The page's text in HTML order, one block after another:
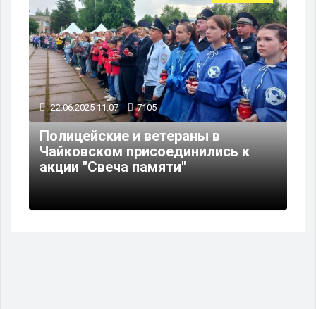
22.06.2025 11:07 7105
Полицейские и ветераны в
Чайковском присоединились к
акции "Свеча памяти"